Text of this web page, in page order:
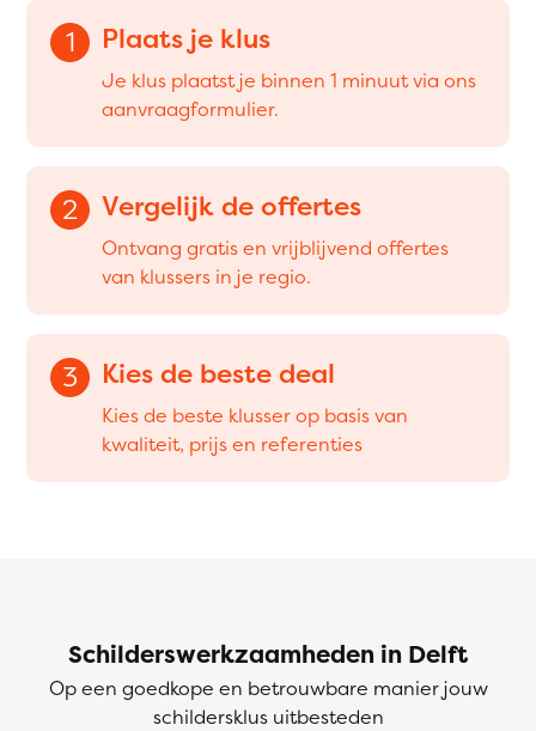
1 Plaats je klus
Je klus plaatst je binnen 1 minuut via ons
aanvraagformulier.
2 Vergelijk de offertes
Ontvang gratis en vrijblijvend offertes
van klussers in je regio.
3 Kies de beste deal
Kies de beste klusser op basis van
kwaliteit, prijs en referenties
Schilderswerkzaamheden in Delft
Op een goedkope en betrouwbare manier jouw
schildersklus uitbesteden